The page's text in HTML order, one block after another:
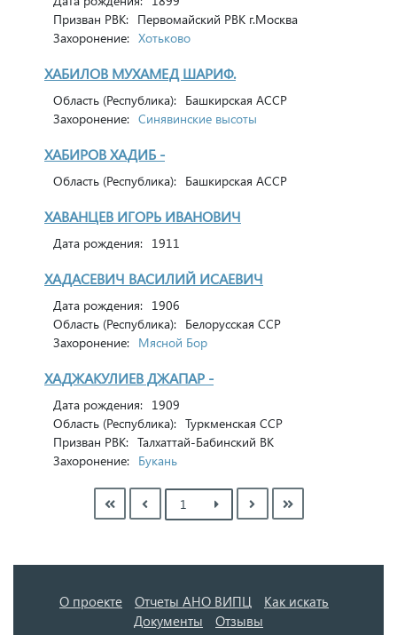
Призван РВК: Первомайский РВК г.Москва
Захоронение: Хотьково
ХАБИЛОВ МУХАМЕД ШАРИФ.
Область (Республика): Башкирская АССР
Захоронение: Синявинские высоты
ХАБИРОВ ХАДИБ -
Область (Республика): Башкирская АССР
ХАВАНЦЕВ ИГОРЬ ИВАНОВИЧ
Дата рождения: 1911
ХАДАСЕВИЧ ВАСИЛИЙ ИСАЕВИЧ
Дата рождения: 1906
Область (Республика): Белорусская ССР
Захоронение: Мясной Бор
ХАДЖАКУЛИЕВ ДЖАПАР -
Дата рождения: 1909
Область (Республика): Туркменская ССР
Призван РВК: Талхаттай-Бабинский ВК
Захоронение: Букань
О проекте Отчеты АНО ВИПЦ
Как искать
Документы
Отзывы